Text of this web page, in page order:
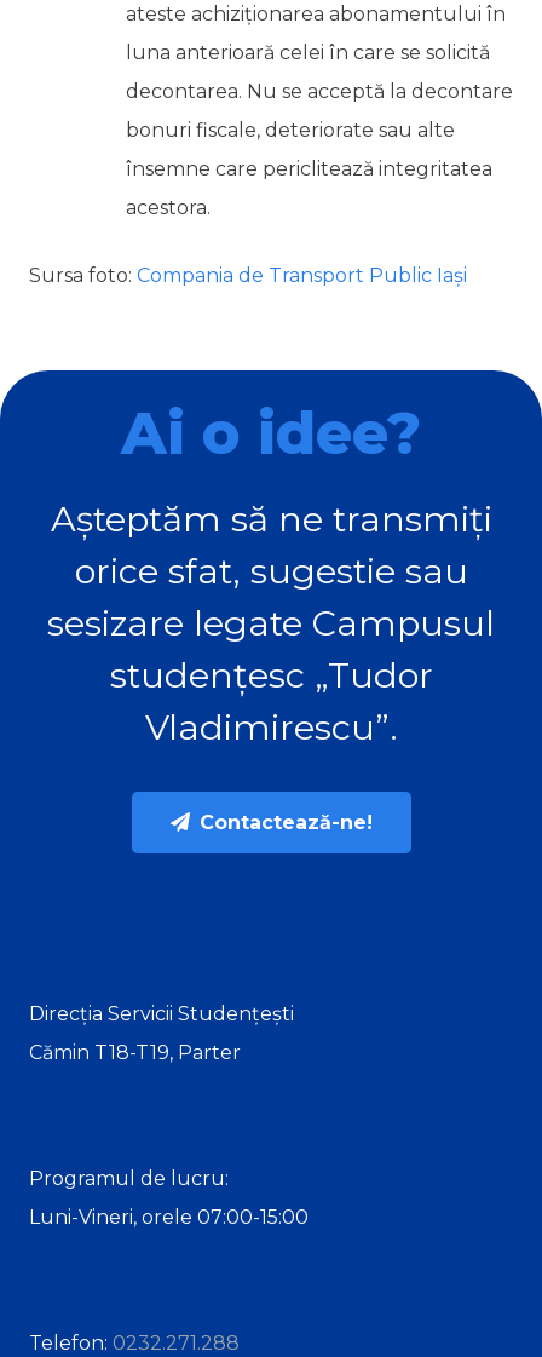
ateste achiziționarea abonamentului în
luna anterioară celei în care se solicită
decontarea. Nu se acceptă la decontare
bonuri fiscale, deteriorate sau alte
însemne care periclitează integritatea
acestora.
Sursa foto: Compania de Transport Public Iași
Ai o idee?
Așteptăm să ne transmiți
orice sfat, sugestie sau
sesizare legate Campusul
studențesc „Tudor
Vladimirescu”.
Contactează-ne!
Direcția Servicii Studențești
Cămin T18-T19, Parter
Programul de lucru:
Luni-Vineri, orele 07:00-15:00
Telefon: 0232.271.288